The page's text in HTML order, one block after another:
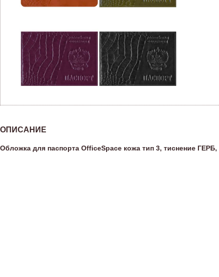
ОПИСАНИЕ
Обложка для паспорта OfficeSpace кожа тип 3, тиснение